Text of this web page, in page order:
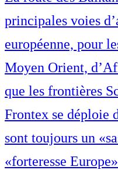
principales voies
européenne, pour
Moyen Orient,
que les frontières
Frontex se déploie
sont toujours un
«forteresse